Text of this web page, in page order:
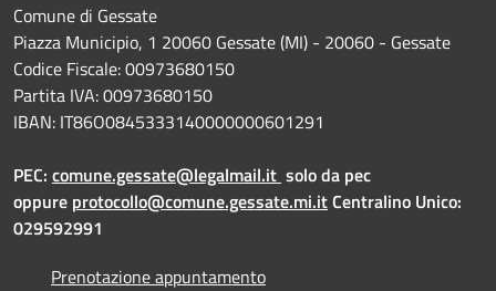
Comune di Gessate
Piazza Municipio, 1 20060 Gessate (MI) - 20060 - Gessate
Codice Fiscale: 00973680150
Partita IVA: 00973680150
IBAN: IT86O0845333140000000601291
PEC: comune.gessate@legalmail.it solo da pec
oppure protocollo@comune.gessate.mi.itCentralino Unico:
029592991
Prenotazione appuntamento